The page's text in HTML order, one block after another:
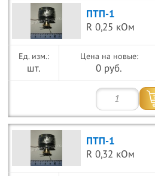
ПТП-1
R 0,25 кОм
шт.
Цена на новые:
0 руб.
ПТП-1
R 0,32 кОм